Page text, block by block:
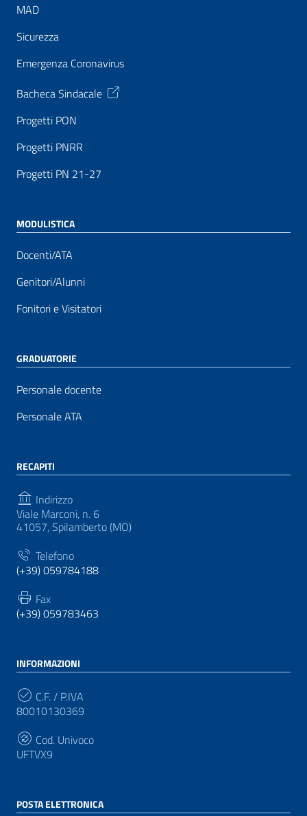
MAD
Sicurezza
Emergenza Coronavirus
Bacheca Sindacale
Progetti PON
Progetti PNRR
Progetti PN 21-27
MODULISTICA
Docenti/ATA
Genitori/Alunni
Fonitori e Visitatori
GRADUATORIE
Personale docente
Personale ATA
RECAPITI
Indirizzo
Viale Marconi, n. 6
41057, Spilamberto (MO)
Telefono
(+39) 059784188
Fax
(+39) 059783463
INFORMAZIONI
C.F. / P.IVA
80010130369
Cod. Univoco
UFTVX9
POSTA ELETTRONICA